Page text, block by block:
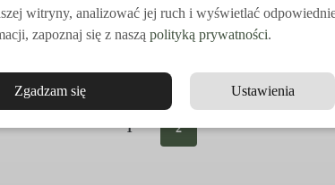
1 2
witryny, analizować jej ruch i wyświetlać
zapoznaj się z naszą polityką prywatności.
Zgadzam się Ustawienia